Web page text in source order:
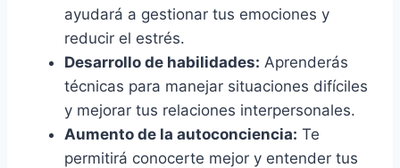
ayudará a gestionar tus emociones y
reducir el estrés.
Desarrollo de habilidades: Aprenderás
técnicas para manejar situaciones difíciles
y mejorar tus relaciones interpersonales.
Aumento de la autoconciencia: Te
permitirá conocerte mejor y entender tus